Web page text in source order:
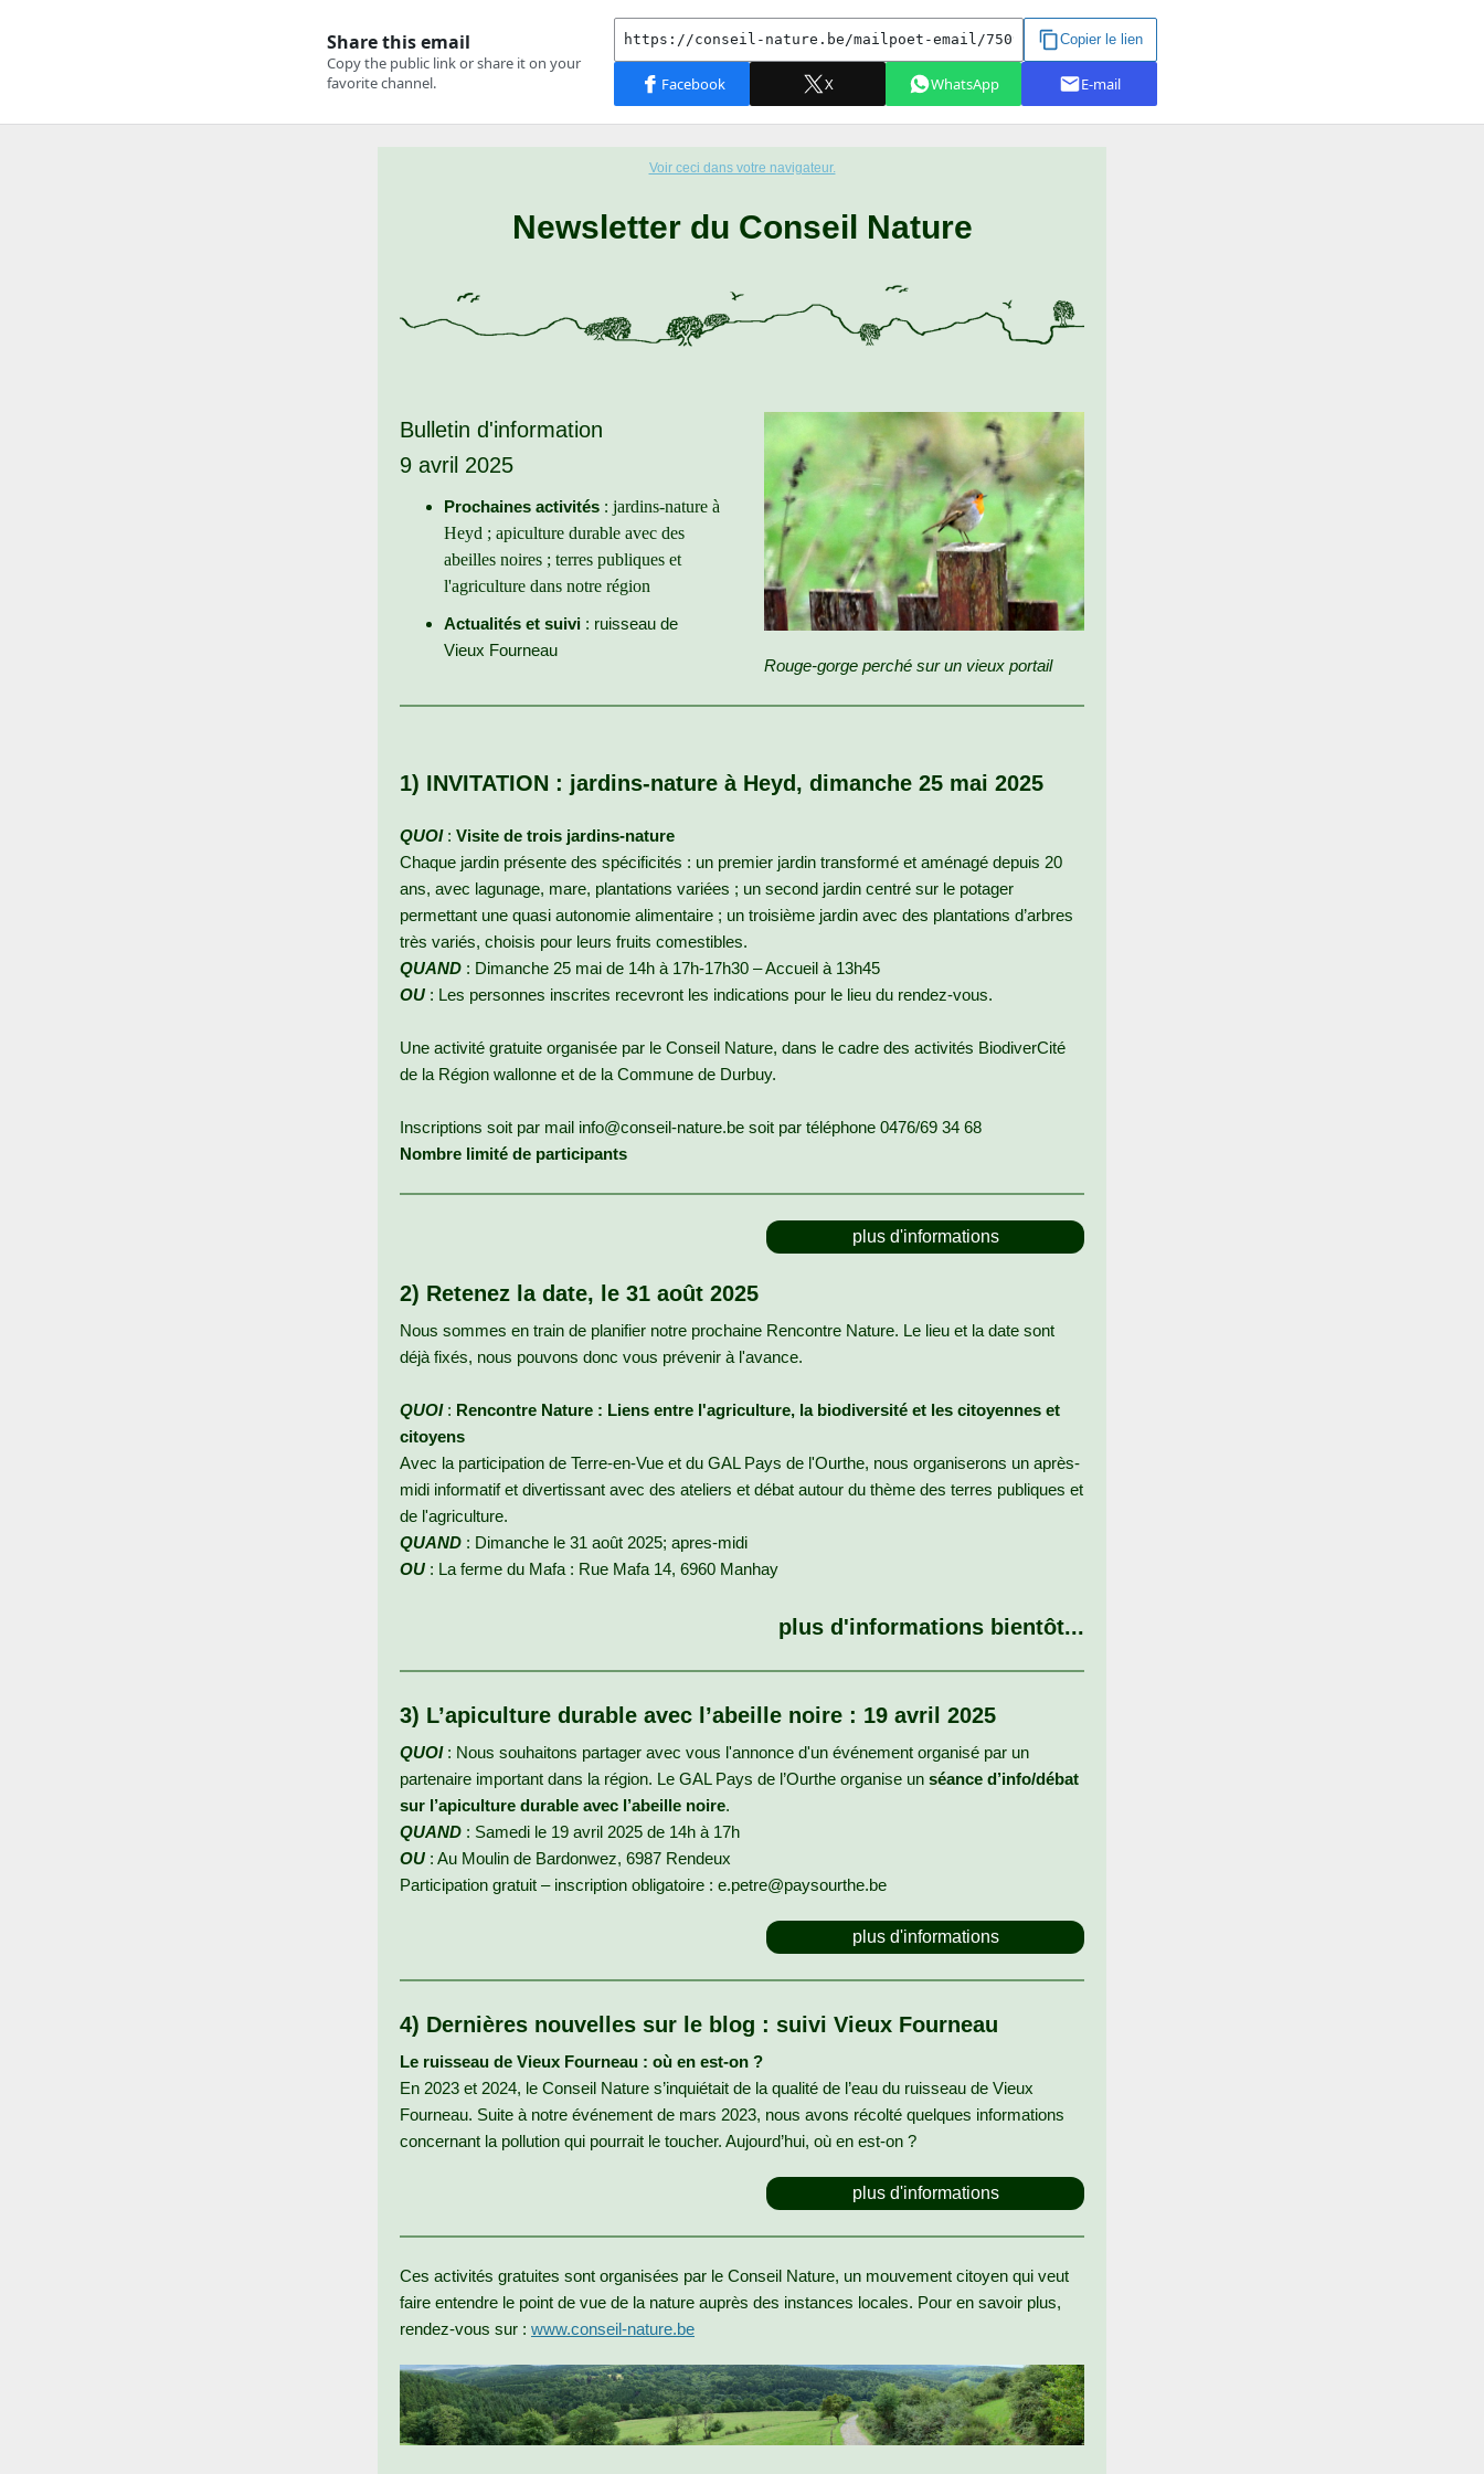
Voir ceci dans votre navigateur.
Newsletter du Conseil Nature
Bulletin d'information
9 avril 2025
Prochaines activités : jardins-nature à
Heyd ; apiculture durable avec des
abeilles noires ; terres publiques et
l'agriculture dans notre région
Actualités et suivi : ruisseau de
Vieux Fourneau
Rouge-gorge perché sur un vieux portail
1) INVITATION : jardins-nature à Heyd, dimanche 25 mai 2025
QUOI: Visite de trois jardins-nature
Chaque jardin présente des spécificités : un premier jardin transformé et aménagé depuis 20
ans, avec lagunage, mare, plantations variées ; un second jardin centré sur le potager
permettant une quasi autonomie alimentaire ; un troisième jardin avec des plantations d’arbres
très variés, choisis pour leurs fruits comestibles.
QUAND : Dimanche 25 mai de 14h à 17h-17h30 – Accueil à 13h45
OU : Les personnes inscrites recevront les indications pour le lieu du rendez-vous.
Une activité gratuite organisée par le Conseil Nature, dans le cadre des activités BiodiverCité
de la Région wallonne et de la Commune de Durbuy.
Inscriptions soit par mail info@conseil-nature.be soit par téléphone 0476/69 34 68
Nombre limité de participants
plus d'informations
2) Retenez la date, le 31 août 2025
Nous sommes en train de planifier notre prochaine Rencontre Nature. Le lieu et la date sont
déjà fixés, nous pouvons donc vous prévenir à l'avance.
QUOI: Rencontre Nature : Liens entre l'agriculture, la biodiversité et les citoyennes et
citoyens
Avec la participation de Terre-en-Vue et du GAL Pays de l'Ourthe, nous organiserons un après-
midi informatif et divertissant avec des ateliers et débat autour du thème des terres publiques et
de l'agriculture.
QUAND : Dimanche le 31 août 2025; apres-midi
OU : La ferme du Mafa : Rue Mafa 14, 6960 Manhay
plus d'informations bientôt...
3) L’apiculture durable avec l’abeille noire : 19 avril 2025
QUOI: Nous souhaitons partager avec vous l'annonce d'un événement organisé par un
partenaire important dans la région. Le GAL Pays de l’Ourthe organise un séance d’info/débat
sur l’apiculture durable avec l’abeille noire.
QUAND : Samedi le 19 avril 2025 de 14h à 17h
OU : Au Moulin de Bardonwez, 6987 Rendeux
Participation gratuit – inscription obligatoire : e.petre@paysourthe.be
plus d'informations
4) Dernières nouvelles sur le blog : suivi Vieux Fourneau
Le ruisseau de Vieux Fourneau : où en est-on ?
En 2023 et 2024, le Conseil Nature s’inquiétait de la qualité de l’eau du ruisseau de Vieux
Fourneau. Suite à notre événement de mars 2023, nous avons récolté quelques informations
concernant la pollution qui pourrait le toucher. Aujourd’hui, où en est-on ?
plus d'informations
Ces activités gratuites sont organisées par le Conseil Nature, un mouvement citoyen qui veut
faire entendre le point de vue de la nature auprès des instances locales. Pour en savoir plus,
rendez-vous sur : www.conseil-nature.be